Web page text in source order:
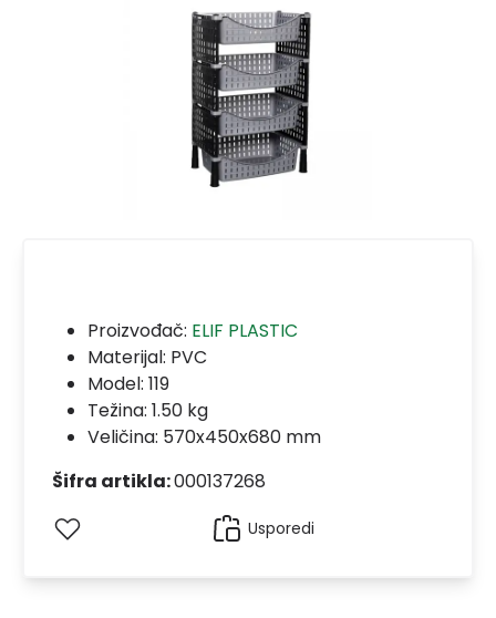
Proizvođač: ELIF PLASTIC
Materijal: PVC
Model: 119
Težina: 1.50 kg
Veličina: 570x450x680 mm
Šifra artikla:000137268
Usporedi